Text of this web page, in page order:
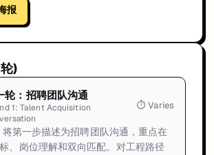
报
轮)
轮：招聘团队沟通
1: Talent Acquisition
⏱Varies
第一步描述为招聘团队沟通，重点在
、岗位理解和双向匹配。对工程路径